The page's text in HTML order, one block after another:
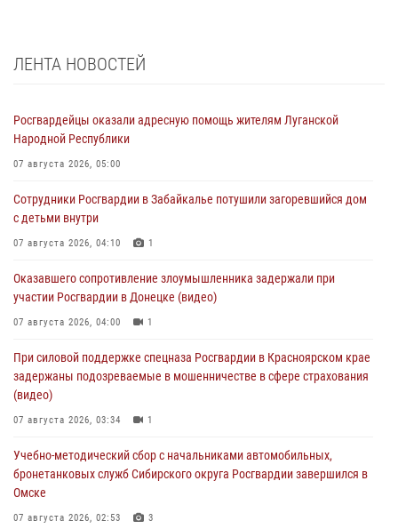
ЛЕНТА НОВОСТЕЙ
Росгвардейцы оказали адресную помощь жителям Луганской
Народной Республики
07 августа 2026, 05:00
Сотрудники Росгвардии в Забайкалье потушили загоревшийся дом
с детьми внутри
07 августа 2026, 04:10 1
Оказавшего сопротивление злоумышленника задержали при
участии Росгвардии в Донецке (видео)
07 августа 2026, 04:00 1
При силовой поддержке спецназа Росгвардии в Красноярском крае
задержаны подозреваемые в мошенничестве в сфере страхования
(видео)
07 августа 2026, 03:34 1
Учебно-методический сбор с начальниками автомобильных,
бронетанковых служб Сибирского округа Росгвардии завершился в
Омске
07 августа 2026, 02:53 3